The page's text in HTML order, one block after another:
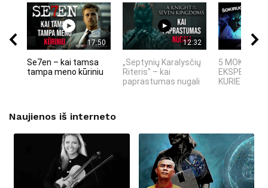
17:50
Se7en – kai tamsa
tampa meno kūriniu
12:32
„Septynių Karalysčių
Riteris" – kai
paprastumas nugali
5 MOKSLINIAI
KURIE
Naujienos iš interneto